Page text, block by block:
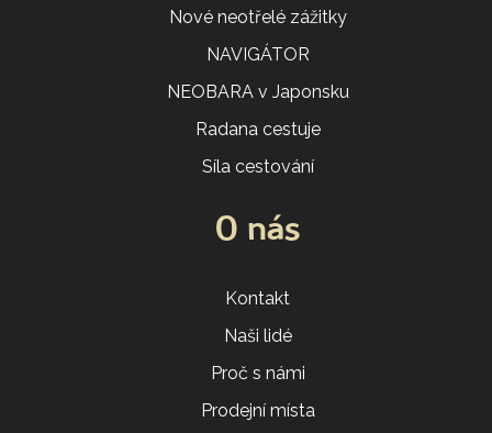
Nové neotřelé zážitky
NAVIGÁTOR
NEOBARA v Japonsku
Radana cestuje
Síla cestování
O nás
Kontakt
Naši lidé
Proč s námi
Prodejní místa